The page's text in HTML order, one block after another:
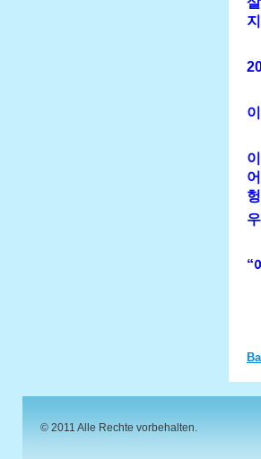
“
© 2011 Alle Rechte vorbehalten.